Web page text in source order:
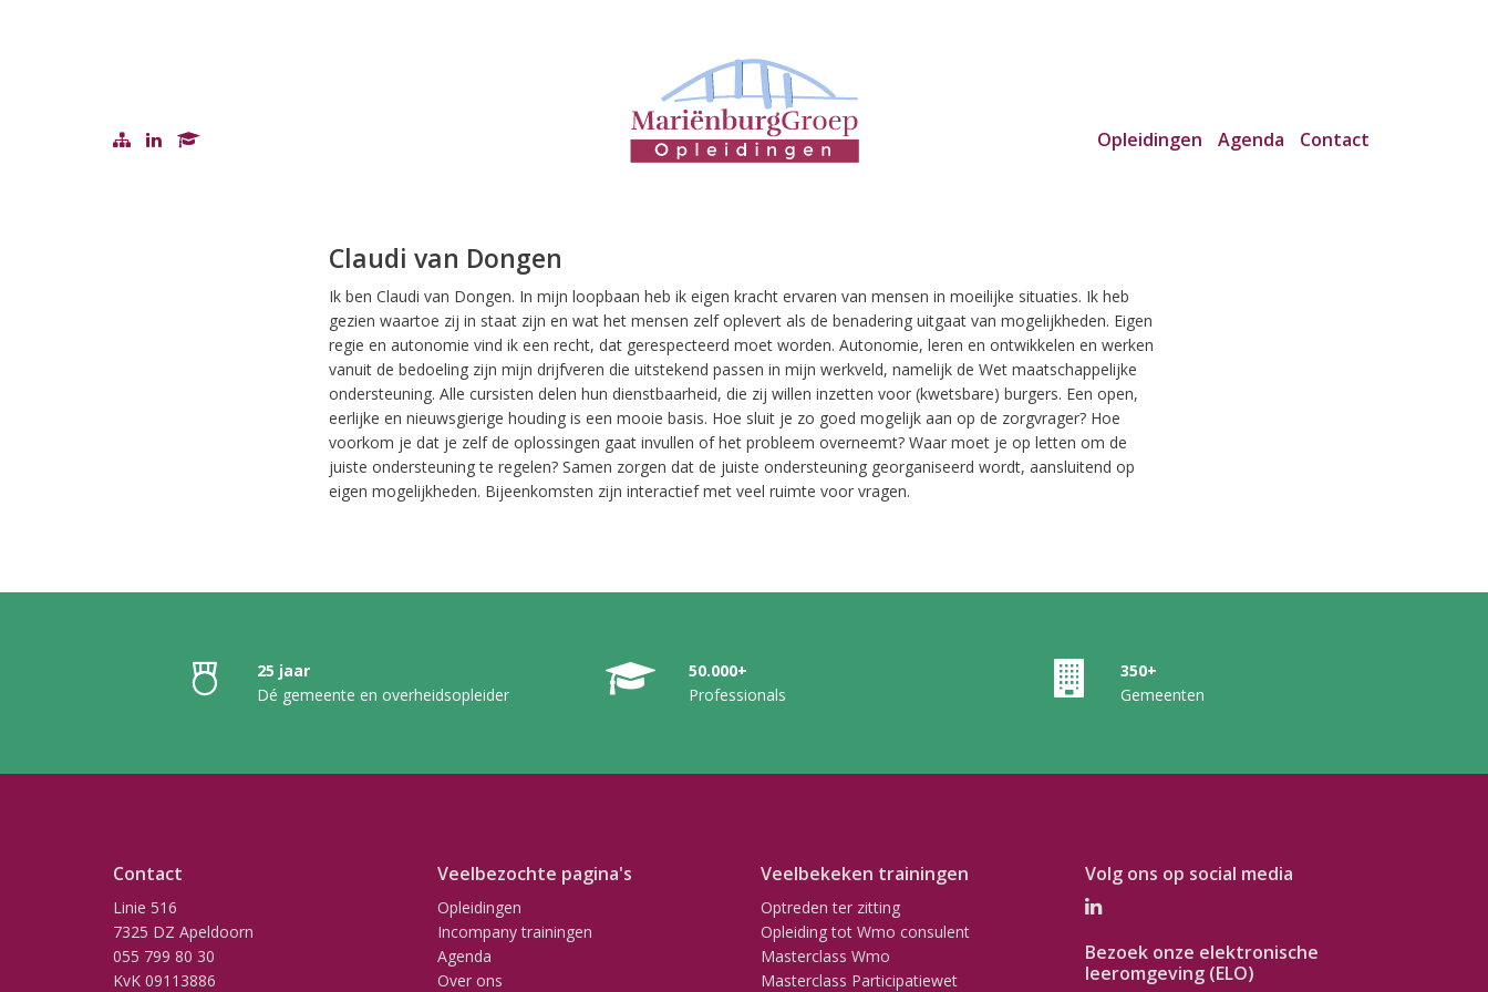
Opleidingen Agenda Contact
Claudi van Dongen
Ik ben Claudi van Dongen. In mijn loopbaan heb ik eigen kracht ervaren van mensen in moeilijke situaties. Ik heb
gezien waartoe zij in staat zijn en wat het mensen zelf oplevert als de benadering uitgaat van mogelijkheden. Eigen
regie en autonomie vind ik een recht, dat gerespecteerd moet worden. Autonomie, leren en ontwikkelen en werken
vanuit de bedoeling zijn mijn drijfveren die uitstekend passen in mijn werkveld, namelijk de Wet maatschappelijke
ondersteuning. Alle cursisten delen hun dienstbaarheid, die zij willen inzetten voor (kwetsbare) burgers. Een open,
eerlijke en nieuwsgierige houding is een mooie basis. Hoe sluit je zo goed mogelijk aan op de zorgvrager? Hoe
voorkom je dat je zelf de oplossingen gaat invullen of het probleem overneemt? Waar moet je op letten om de
juiste ondersteuning te regelen? Samen zorgen dat de juiste ondersteuning georganiseerd wordt, aansluitend op
eigen mogelijkheden. Bijeenkomsten zijn interactief met veel ruimte voor vragen.
25 jaar
Dé gemeente en overheidsopleider
50.000+
Professionals
350+
Gemeenten
Contact
Linie 516
7325 DZ Apeldoorn
055 799 80 30
KvK 09113886
Veelbezochte pagina's
Opleidingen
Incompany trainingen
Agenda
Over ons
Veelbekeken trainingen
Optreden ter zitting
Opleiding tot Wmo consulent
Masterclass Wmo
Masterclass Participatiewet
Volg ons op social media
Bezoek onze elektronische
leeromgeving (ELO)